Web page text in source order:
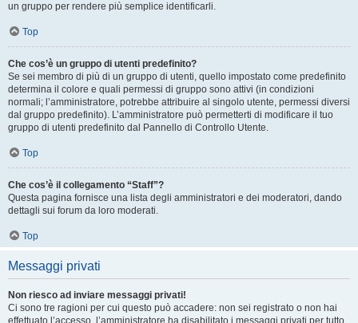
un gruppo per rendere più semplice identificarli.
Top
Che cos’è un gruppo di utenti predefinito?
Se sei membro di più di un gruppo di utenti, quello impostato come predefinito
determina il colore e quali permessi di gruppo sono attivi (in condizioni
normali; l’amministratore, potrebbe attribuire al singolo utente, permessi diversi
dal gruppo predefinito). L’amministratore può permetterti di modificare il tuo
gruppo di utenti predefinito dal Pannello di Controllo Utente.
Top
Che cos’è il collegamento “Staff”?
Questa pagina fornisce una lista degli amministratori e dei moderatori, dando
dettagli sui forum da loro moderati.
Top
Messaggi privati
Non riesco ad inviare messaggi privati!
Ci sono tre ragioni per cui questo può accadere: non sei registrato o non hai
effettuato l’accesso, l’amministratore ha disabilitato i messaggi privati per tutto